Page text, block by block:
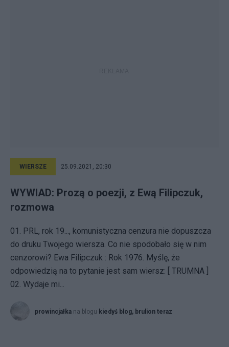
WIERSZE 25.09.2021, 20:30
WYWIAD: Prozą o poezji, z Ewą Filipczuk,
rozmowa
01. PRL, rok 19..., komunistyczna cenzura nie dopuszcza
do druku Twojego wiersza. Co nie spodobało się w nim
cenzorowi? Ewa Filipczuk : Rok 1976. Myślę, że
odpowiedzią na to pytanie jest sam wiersz: [ TRUMNA ]
02. Wydaje mi...
prowincjałka na blogu kiedyś blog, brulion teraz